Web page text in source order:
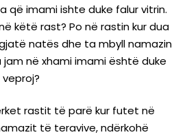
që imami ishte duke falur vitrin.
këtë rast? Po në rastin kur dua
natës dhe ta mbyll namazin
në xhami imami është duke
rastit të parë kur futet në
të teravive, ndërkohë